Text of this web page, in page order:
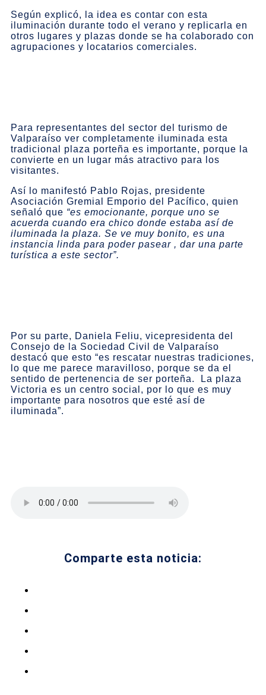
Según explicó, la idea es contar con esta
iluminación durante todo el verano y replicarla en
otros lugares y plazas donde se ha colaborado con
agrupaciones y locatarios comerciales.
Para representantes del sector del turismo de
Valparaíso ver completamente iluminada esta
tradicional plaza porteña es importante, porque la
convierte en un lugar más atractivo para los
visitantes.
Así lo manifestó Pablo Rojas, presidente
Asociación Gremial Emporio del Pacífico, quien
señaló que “es emocionante, porque uno se
acuerda cuando era chico donde estaba así de
iluminada la plaza. Se ve muy bonito, es una
instancia linda para poder pasear , dar una parte
turística a este sector”.
Por su parte, Daniela Feliu, vicepresidenta del
Consejo de la Sociedad Civil de Valparaíso
destacó que esto “es rescatar nuestras tradiciones,
lo que me parece maravilloso, porque se da el
sentido de pertenencia de ser porteña. La plaza
Victoria es un centro social, por lo que es muy
importante para nosotros que esté así de
iluminada”.
Comparte esta noticia: